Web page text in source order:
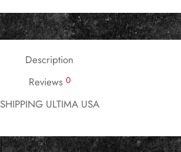
Description
Reviews 0
SHIPPING ULTIMA USA